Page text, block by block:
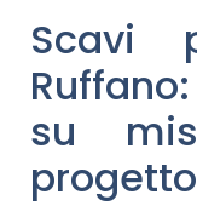
Scavi
su
progetto